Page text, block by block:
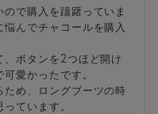
で購入を躊躇っていま
んでチャコールを購入
ボタンを2つほど開け
愛かったです。
め、ロングブーツの時
ています。